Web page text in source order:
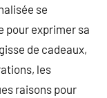
se
pour exprimer sa
de cadeaux,
les
raisons pour